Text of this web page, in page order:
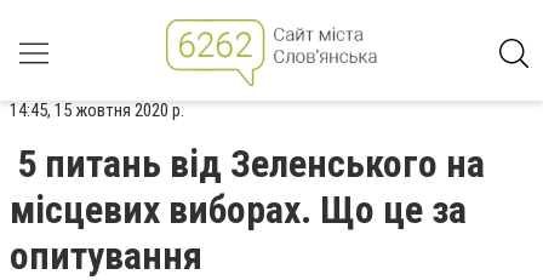
14:45, 15 жовтня 2020 р.
5 питань від Зеленського на
місцевих виборах. Що це за
опитування